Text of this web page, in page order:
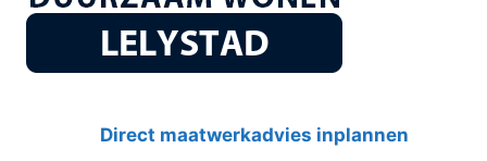
Direct maatwerkadvies inplannen